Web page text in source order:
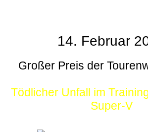
14. Februar
Großer Preis der
Tödlicher Unfall im
Super-V